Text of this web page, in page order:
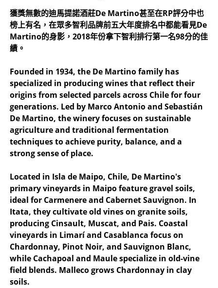
獲獎無數的迪馬提諾酒莊De Martino甚至在RP評分中也
榜上有名，在眾多智利品牌前五大年度排名中都能看見De
Martino的身影，2018年份拿下智利排行第一名98分的佳
績。
Founded in 1934, the De Martino family has
specialized in producing wines that reflect their
origins from selected parcels across Chile for four
generations. Led by Marco Antonio and Sebastián
De Martino, the winery focuses on sustainable
agriculture and traditional fermentation
techniques to achieve purity, balance, and a
strong sense of place.
Located in Isla de Maipo, Chile, De Martino's
primary vineyards in Maipo feature gravel soils,
ideal for Carmenere and Cabernet Sauvignon. In
Itata, they cultivate old vines on granite soils,
producing Cinsault, Muscat, and Pais. Coastal
vineyards in Limarí and Casablanca focus on
Chardonnay, Pinot Noir, and Sauvignon Blanc,
while Cachapoal and Maule specialize in old-vine
field blends. Malleco grows Chardonnay in clay
soils.